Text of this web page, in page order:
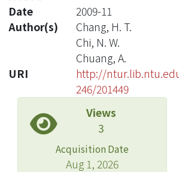
Date
2009-11
Author(s)
Chang, H. T.
Chi, N. W.
Chuang, A.
URI
http://
246/201449
Views
3
Acquisition Date
Aug 1, 2026